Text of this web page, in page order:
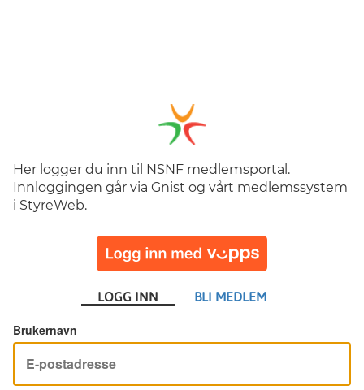
Her logger du inn til NSNF medlemsportal.
Innloggingen går via Gnist og vårt medlemssystem
i StyreWeb.
LOGG INN BLI MEDLEM
Brukernavn